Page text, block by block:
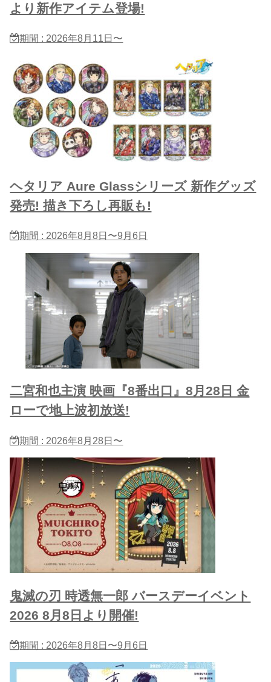
より新作アイテム登場!
期間 : 2026年8月11日〜
ヘタリア Aure Glassシリーズ 新作グッズ
発売! 描き下ろし再販も!
期間 : 2026年8月8日〜9月6日
二宮和也主演 映画『8番出口』8月28日 金
ローで地上波初放送!
期間 : 2026年8月28日〜
鬼滅の刃 時透無一郎 バースデーイベント
2026 8月8日より開催!
期間 : 2026年8月8日〜9月6日